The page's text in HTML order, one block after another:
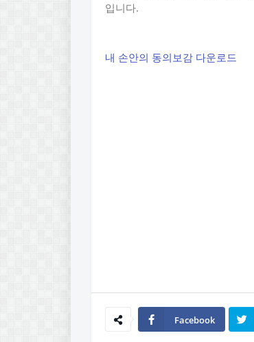
입니다.
내 손안의 동의보감 다운로드
Facebook